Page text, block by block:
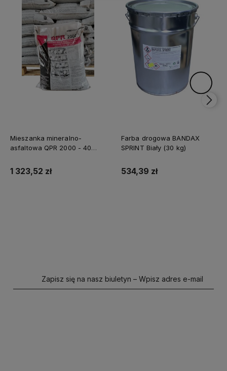
Mieszanka mineralno-
asfaltowa QPR 2000 - 40
1 323,52 zł
Farba drogowa BANDAX
SPRINT Biały (30 kg)
534,39 zł
Zapisz się na nasz biuletyn – Wpisz adres e-mail